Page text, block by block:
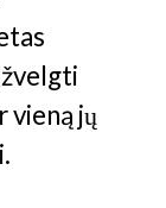
vieną jų